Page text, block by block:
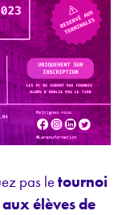
pas letournoi
élèves de